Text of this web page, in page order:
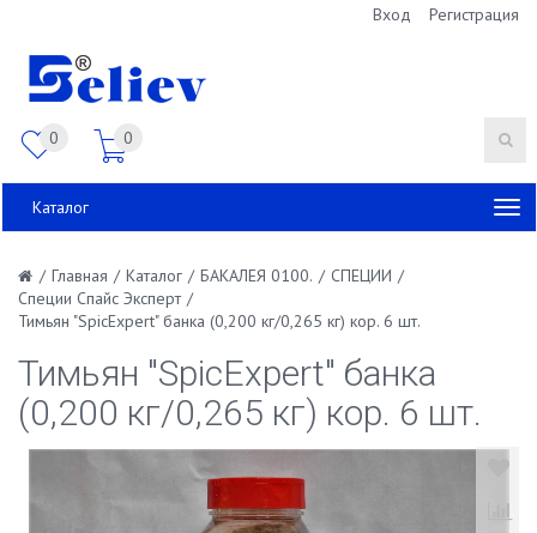
Вход Регистрация
0 0
Каталог
/ Главная / Каталог / БАКАЛЕЯ 0100. / СПЕЦИИ /
Специи Спайс Эксперт /
Тимьян "SpicExpert" банка (0,200 кг/0,265 кг) кор. 6 шт.
Тимьян "SpicExpert" банка
(0,200 кг/0,265 кг) кор. 6 шт.